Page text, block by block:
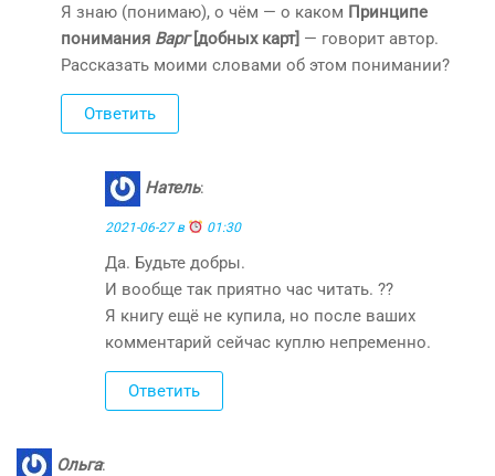
Я знаю (понимаю), о чём — о каком Принципе
понимания Варг[добных карт] — говорит автор.
Рассказать моими словами об этом понимании?
Ответить
Натель:
2021-06-27 в 01:30
Да. Будьте добры.
И вообще так приятно час читать. ??
Я книгу ещё не купила, но после ваших
комментарий сейчас куплю непременно.
Ответить
Ольга: